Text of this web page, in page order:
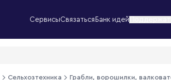
СервисыСвязаться Банк идей
Сельхозтехника Грабли, ворошилки,